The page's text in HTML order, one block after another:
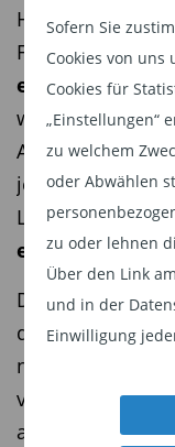
Sofern Sie
Cookies von uns
Cookies für
„Einstellungen“
zu welchem
oder Abwählen
zu oder lehnen
Über den Link
und in der
Einwilligung
Handelbarkeit
Fonds zielen
eines
wodurch sie als
jedoch
europäischen
Daten zeigen,
diesen Sektor
nur zwei
von lediglich 22
aus der